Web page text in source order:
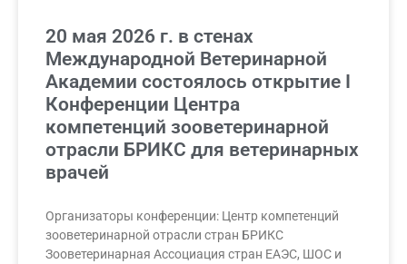
20 мая 2026 г. в стенах
Международной Ветеринарной
Академии состоялось открытие I
Конференции Центра
компетенций зооветеринарной
отрасли БРИКС для ветеринарных
врачей
Организаторы конференции: Центр компетенций
зооветеринарной отрасли стран БРИКС
Зооветеринарная Ассоциация стран ЕАЭС, ШОС и